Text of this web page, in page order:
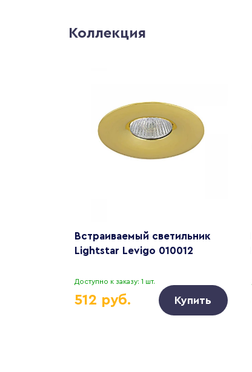
Коллекция
Встраиваемый светильник
Lightstar Levigo 010012
Доступно к заказу: 1 шт.
512 руб. Купить